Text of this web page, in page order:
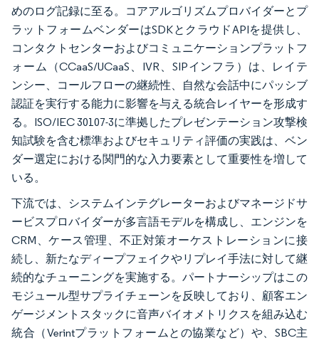
めのログ記録に至る。コアアルゴリズムプロバイダーとプ
ラットフォームベンダーはSDKとクラウドAPIを提供し、
コンタクトセンターおよびコミュニケーションプラットフ
ォーム（CCaaS/UCaaS、IVR、SIPインフラ）は、レイテ
ンシー、コールフローの継続性、自然な会話中にパッシブ
認証を実行する能力に影響を与える統合レイヤーを形成す
る。ISO/IEC 30107-3に準拠したプレゼンテーション攻撃検
知試験を含む標準およびセキュリティ評価の実践は、ベン
ダー選定における関門的な入力要素として重要性を増して
いる。
下流では、システムインテグレーターおよびマネージドサ
ービスプロバイダーが多言語モデルを構成し、エンジンを
CRM、ケース管理、不正対策オーケストレーションに接
続し、新たなディープフェイクやリプレイ手法に対して継
続的なチューニングを実施する。パートナーシップはこの
モジュール型サプライチェーンを反映しており、顧客エン
ゲージメントスタックに音声バイオメトリクスを組み込む
統合（Verintプラットフォームとの協業など）や、SBC主